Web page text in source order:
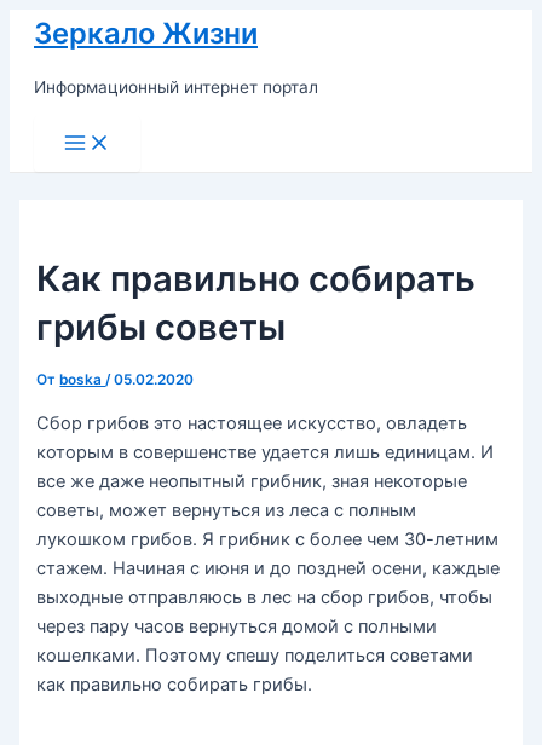
Перейти
содержимому
Зеркало Жизни
Информационный интернет портал
Main
Menu
Как правильно собирать
грибы советы
От boska/05.02.2020
Сбор грибов это настоящее искусство, овладеть
которым в совершенстве удается лишь единицам. И
все же даже неопытный грибник, зная некоторые
советы, может вернуться из леса с полным
лукошком грибов. Я грибник с более чем 30-летним
стажем. Начиная с июня и до поздней осени, каждые
выходные отправляюсь в лес на сбор грибов, чтобы
через пару часов вернуться домой с полными
кошелками. Поэтому спешу поделиться советами
как правильно собирать грибы.